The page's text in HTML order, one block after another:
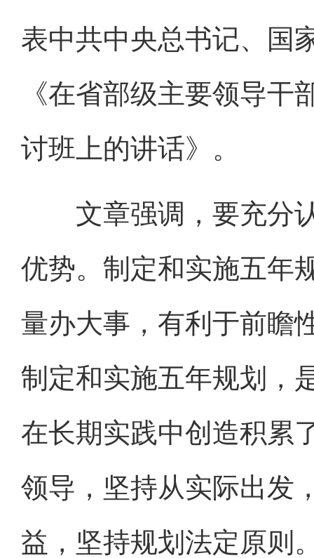
表中共中央总书记、国
《在省部级主要领导
讨班上的讲话》。
文章强调，要充分认
优势。制定和实施五年
量办大事，有利于前瞻
制定和实施五年规划，
在长期实践中创造积累
领导，坚持从实际出发
益，坚持规划法定原则